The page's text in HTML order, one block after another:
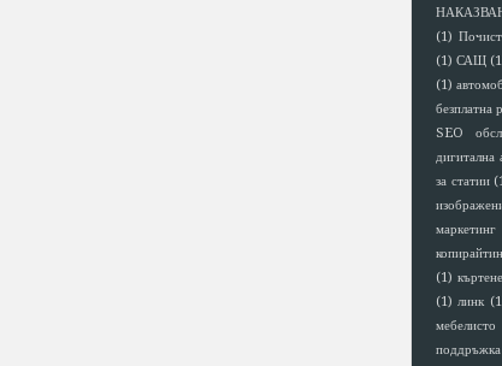
(1)
(1) САЩ
(1)
безплатна
SEO
дигитална
за статии
маркетинг
(1)
(1) линк
мебелисто
поддръжка